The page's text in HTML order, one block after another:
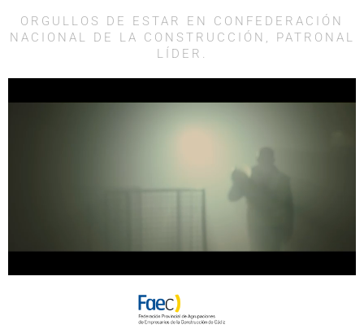
ORGULLOS DE ESTAR EN CONFEDERACIÓN
NACIONAL DE LA CONSTRUCCIÓN, PATRONAL
LÍDER.